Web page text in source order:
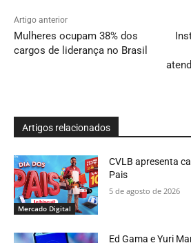
Artigo anterior
Mulheres ocupam 38% dos
cargos de liderança no Brasil
Artigos relacionados
Mercado Digital
CVLB apresenta
Pais
5 de agosto de 2026
Ed Gama e Yuri